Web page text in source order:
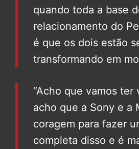
quando toda a base
relacionamento do
é que os dois estão
transformando em
“Acho que vamos ter
acho que a Sony e a
coragem para fazer
completa disso e é